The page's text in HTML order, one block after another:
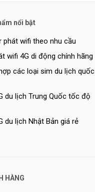
nổi bật
phát wifi theo nhu cầu
wifi 4G di động chính hãng
các loại sim du lịch quốc
du lịch Trung Quốc tốc độ
du lịch Nhật Bản giá rẻ
HÀNG